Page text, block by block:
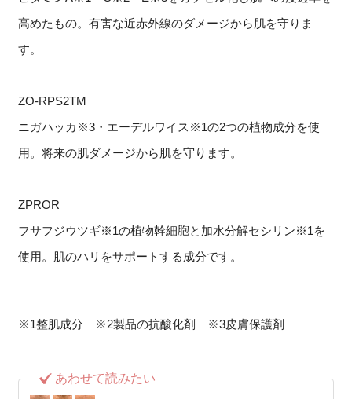
高めたもの。有害な近赤外線のダメージから肌を守りま
す。
ZO-RPS2TM
ニガハッカ※3・エーデルワイス※1の2つの植物成分を使
用。将来の肌ダメージから肌を守ります。
ZPROR
フサフジウツギ※1の植物幹細胞と加水分解セシリン※1を
使用。肌のハリをサポートする成分です。
※1整肌成分 ※2製品の抗酸化剤 ※3皮膚保護剤
あわせて読みたい